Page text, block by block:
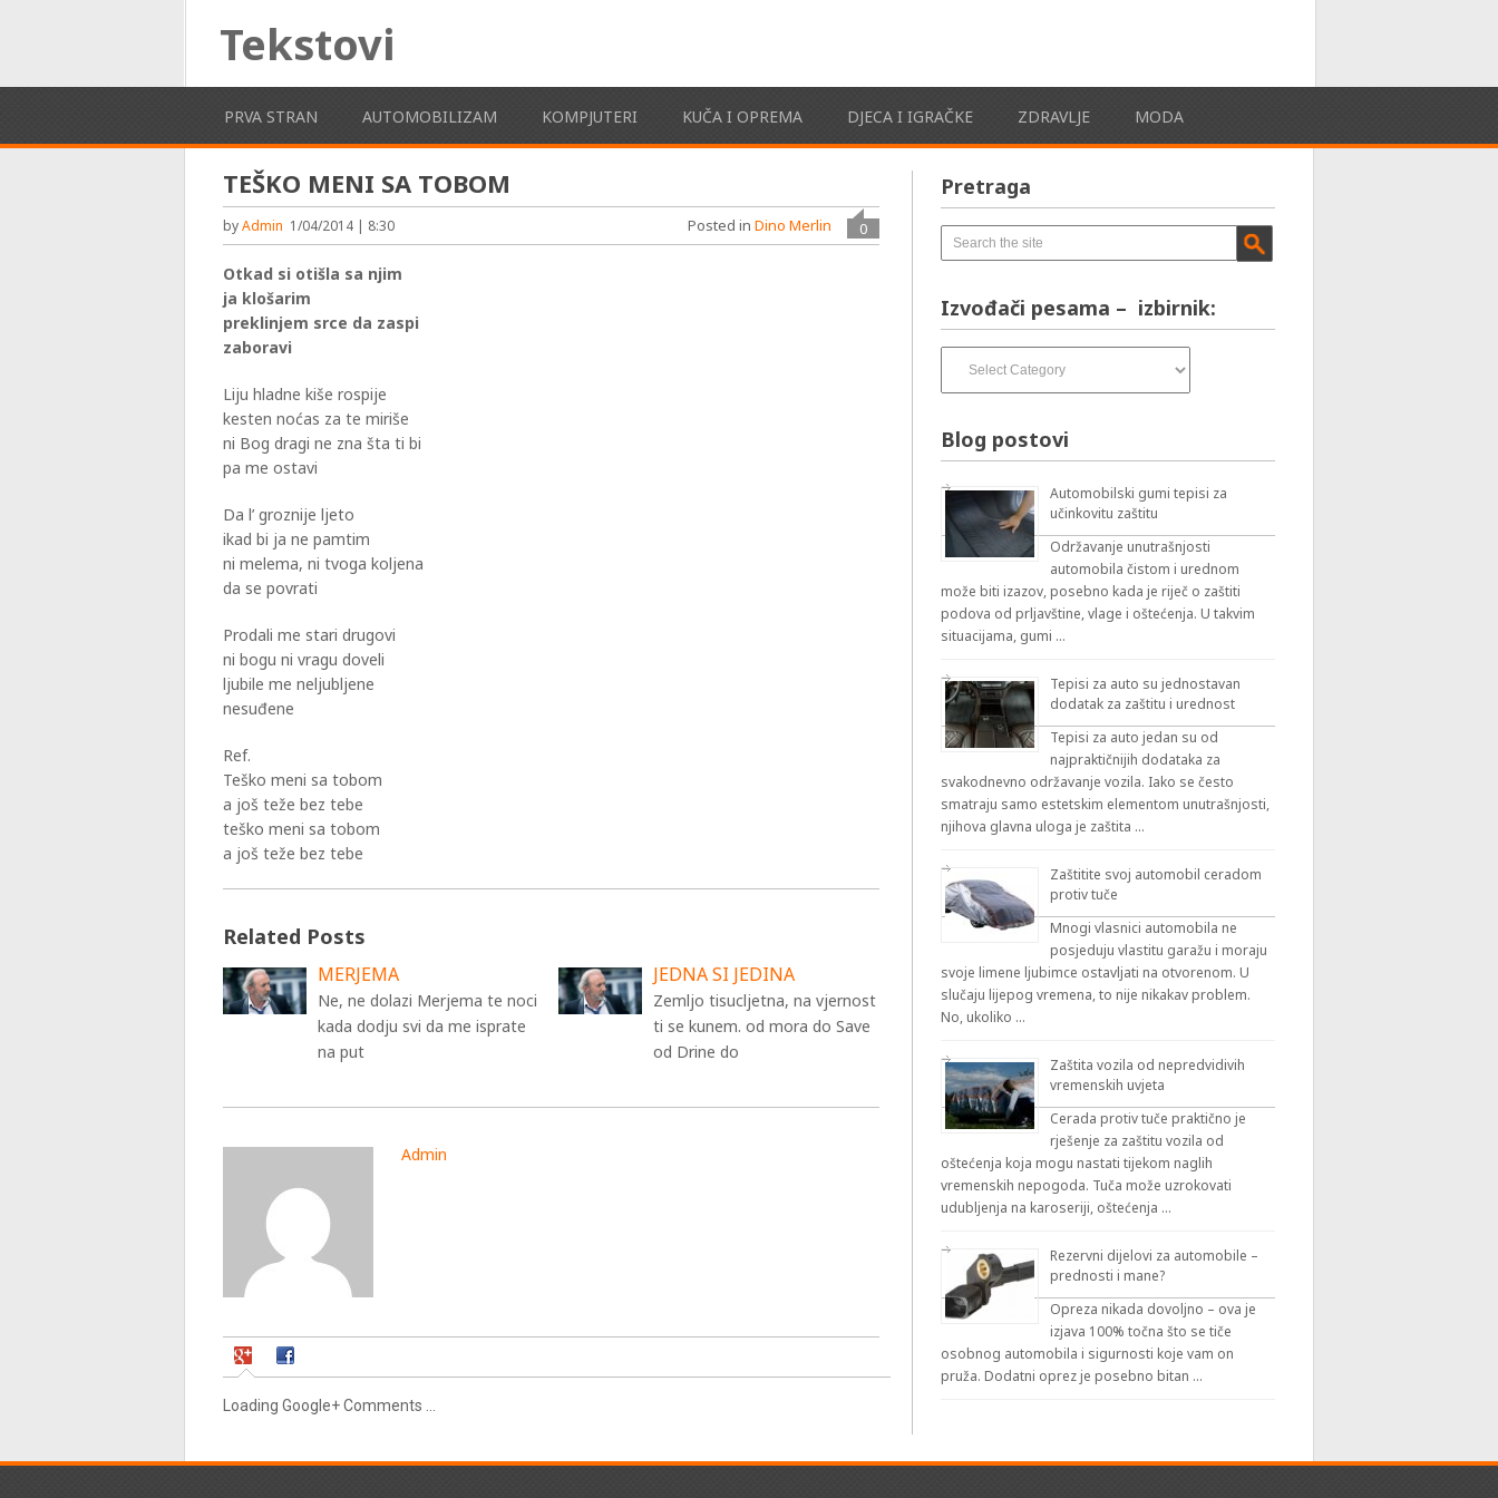
Tekstovi
PRVA STRAN AUTOMOBILIZAM KOMPJUTERI KUČA I OPREMA DJECA I IGRAČKE ZDRAVLJE MODA
TEŠKO MENI SA TOBOM
byAdmin 1/04/2014 | 8:30 0
Posted inDino Merlin
Otkad si otišla sa njim
ja klošarim
preklinjem srce da zaspi
zaboravi
Liju hladne kiše rospije
kesten noćas za te miriše
ni Bog dragi ne zna šta ti bi
pa me ostavi
Da l’ groznije ljeto
ikad bi ja ne pamtim
ni melema, ni tvoga koljena
da se povrati
Prodali me stari drugovi
ni bogu ni vragu doveli
ljubile me neljubljene
nesuđene
Ref.
Teško meni sa tobom
a još teže bez tebe
teško meni sa tobom
a još teže bez tebe
Related Posts
MERJEMA
Ne, ne dolazi Merjema te noci
kada dodju svi da me isprate
na put
JEDNA SI JEDINA
Zemljo tisucljetna, na vjernost
ti se kunem. od mora do Save
od Drine do
Admin
Loading Google+ Comments ...
Pretraga
Izvođači pesama – izbirnik:
pesama
Blog postovi
Automobilski gumi tepisi za
učinkovitu zaštitu
Održavanje unutrašnjosti
automobila čistom i urednom
može biti izazov, posebno kada je riječ o zaštiti
podova od prljavštine, vlage i oštećenja. U takvim
situacijama, gumi …
Tepisi za auto su jednostavan
dodatak za zaštitu i urednost
Tepisi za auto jedan su od
najpraktičnijih dodataka za
svakodnevno održavanje vozila. Iako se često
smatraju samo estetskim elementom unutrašnjosti,
njihova glavna uloga je zaštita …
Zaštitite svoj automobil ceradom
protiv tuče
Mnogi vlasnici automobila ne
posjeduju vlastitu garažu i moraju
svoje limene ljubimce ostavljati na otvorenom. U
slučaju lijepog vremena, to nije nikakav problem.
No, ukoliko …
Zaštita vozila od nepredvidivih
vremenskih uvjeta
Cerada protiv tuče praktično je
rješenje za zaštitu vozila od
oštećenja koja mogu nastati tijekom naglih
vremenskih nepogoda. Tuča može uzrokovati
udubljenja na karoseriji, oštećenja …
Rezervni dijelovi za automobile –
prednosti i mane?
Opreza nikada dovoljno – ova je
izjava 100% točna što se tiče
osobnog automobila i sigurnosti koje vam on
pruža. Dodatni oprez je posebno bitan …